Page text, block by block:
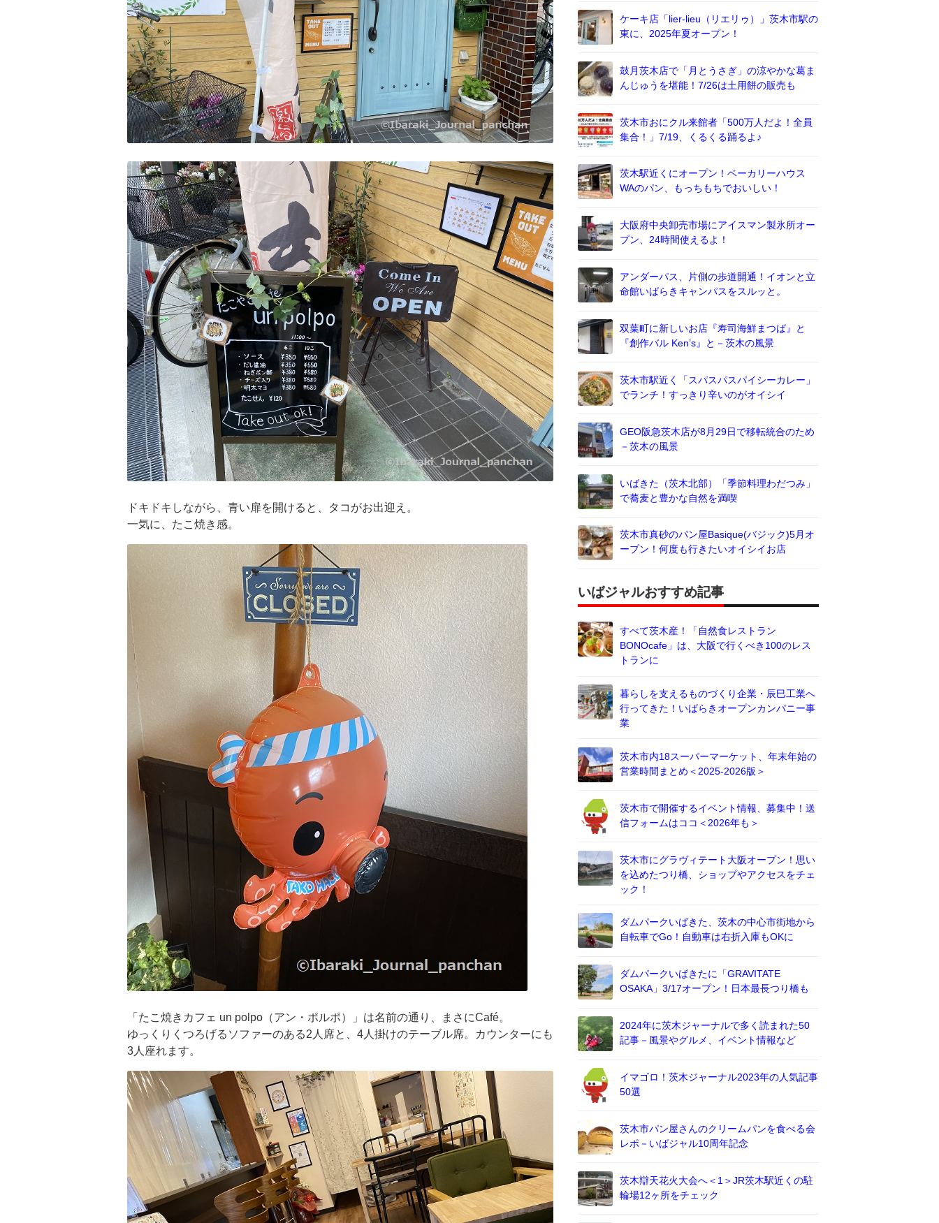
ドキドキしながら、青い扉を開けると、タコがお出迎え。
一気に、たこ焼き感。
「たこ焼きカフェ un polpo（アン・ポルポ）」は名前の通り、まさにCafé。
ゆっくりくつろげるソファーのある2人席と、4人掛けのテーブル席。カウンターにも
3人座れます。
ケーキ店「lier-lieu（リエリゥ）」茨木市駅の
東に、2025年夏オープン！
鼓月茨木店で「月とうさぎ」の涼やかな葛ま
んじゅうを堪能！7/26は土用餅の販売も
茨木市おにクル来館者「500万人だよ！全員
集合！」7/19、くるくる踊るよ♪
茨木駅近くにオープン！ベーカリーハウス
WAのパン、もっちもちでおいしい！
大阪府中央卸売市場にアイスマン製氷所オー
プン、24時間使えるよ！
アンダーパス、片側の歩道開通！イオンと立
命館いばらきキャンパスをスルッと。
双葉町に新しいお店『寿司海鮮まつば』と
『創作バル Ken’s』と－茨木の風景
茨木市駅近く「スパスパスパイシーカレー」
でランチ！すっきり辛いのがオイシイ
GEO阪急茨木店が8月29日で移転統合のため
－茨木の風景
いばきた（茨木北部）「季節料理わだつみ」
で蕎麦と豊かな自然を満喫
茨木市真砂のパン屋Basique(バジック)5月オ
ープン！何度も行きたいオイシイお店
いばジャルおすすめ記事
すべて茨木産！「自然食レストラン
BONOcafe」は、大阪で行くべき100のレス
トランに
暮らしを支えるものづくり企業・辰巳工業へ
行ってきた！いばらきオープンカンパニー事
業
茨木市内18スーパーマーケット、年末年始の
営業時間まとめ＜2025-2026版＞
茨木市で開催するイベント情報、募集中！送
信フォームはココ＜2026年も＞
茨木市にグラヴィテート大阪オープン！思い
を込めたつり橋、ショップやアクセスをチェ
ック！
ダムパークいばきた、茨木の中心市街地から
自転車でGo！自動車は右折入庫もOKに
ダムパークいばきたに「GRAVITATE
OSAKA」3/17オープン！日本最長つり橋も
2024年に茨木ジャーナルで多く読まれた50
記事－風景やグルメ、イベント情報など
イマゴロ！茨木ジャーナル2023年の人気記事
50選
茨木市パン屋さんのクリームパンを食べる会
レポ－いばジャル10周年記念
茨木辯天花火大会へ＜1＞JR茨木駅近くの駐
輪場12ヶ所をチェック